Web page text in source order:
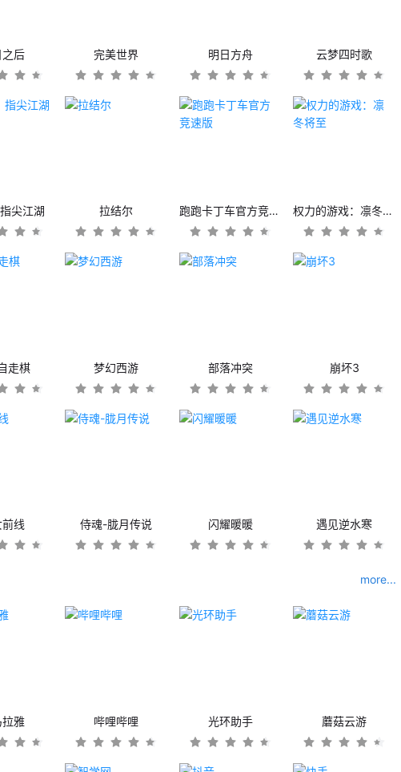
后 完美世界 明日方舟 云梦四时歌
尖江湖 拉结尔 跑跑卡丁车官方竞速版 权力的游戏：凛冬将至
走棋 梦幻西游 部落冲突 崩坏3
线 侍魂-胧月传说 闪耀暖暖 遇见逆水寒
more...
雅 哔哩哔哩 光环助手 蘑菇云游